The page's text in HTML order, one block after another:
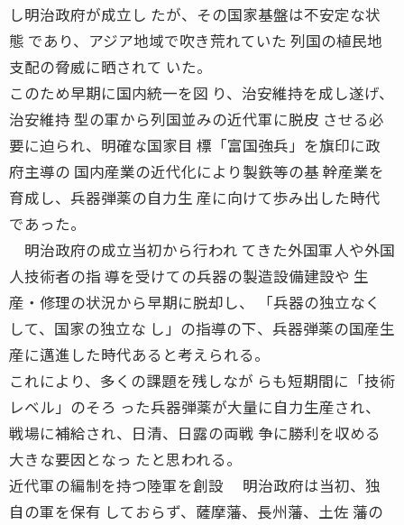
し明治政府が成立し たが、その国家基盤は不安定な状
態 であり、アジア地域で吹き荒れていた 列国の植民地
支配の脅威に晒されて いた。
このため早期に国内統一を図 り、治安維持を成し遂げ、
治安維持 型の軍から列国並みの近代軍に脱皮 させる必
要に迫られ、明確な国家目 標「富国強兵」を旗印に政
府主導の 国内産業の近代化により製鉄等の基 幹産業を
育成し、兵器弾薬の自力生 産に向けて歩み出した時代
であった。
明治政府の成立当初から行われ てきた外国軍人や外国
人技術者の指 導を受けての兵器の製造設備建設や 生
産・修理の状況から早期に脱却し、 「兵器の独立なく
して、国家の独立な し」の指導の下、兵器弾薬の国産生
産に邁進した時代あると考えられる。
これにより、多くの課題を残しなが らも短期間に「技術
レベル」のそろ った兵器弾薬が大量に自力生産され、
戦場に補給され、日清、日露の両戦 争に勝利を収める
大きな要因となっ たと思われる。
近代軍の編制を持つ陸軍を創設 明治政府は当初、独
自の軍を保有 しておらず、薩摩藩、長州藩、土佐 藩の